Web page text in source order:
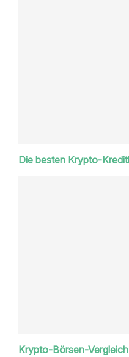
Die besten Krypto-
Krypto-Börsen-Vergleich